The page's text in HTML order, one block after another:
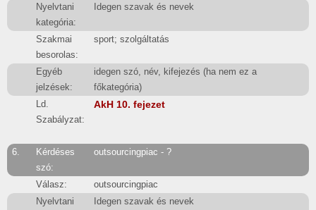
Nyelvtani
kategória:
Idegen szavak és nevek
Szakmai
besorolas:
sport; szolgáltatás
Egyéb
jelzések:
idegen szó, név, kifejezés (ha nem ez a
főkategória)
Ld.
Szabályzat:
AkH 10. fejezet
6.
Kérdéses
szó:
outsourcingpiac - ?
Válasz:
outsourcingpiac
Nyelvtani
Idegen szavak és nevek